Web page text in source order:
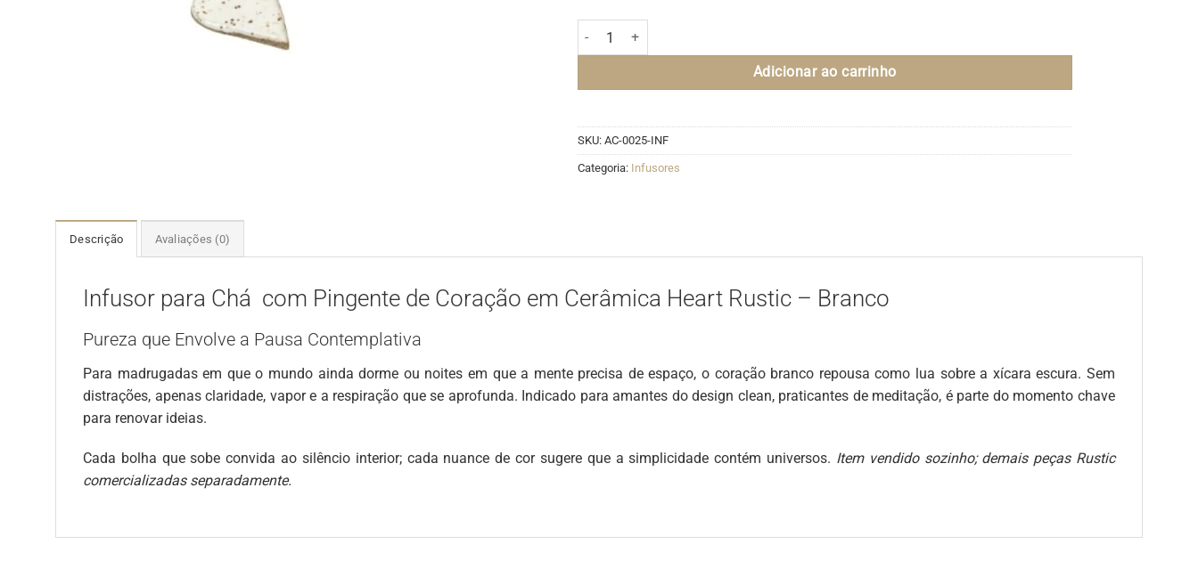
Infusor para Chá com Pingente de Coração em Cerâmica Heart Rustic - Branco quantidade
Adicionar ao carrinho
SKU: AC-0025-INF
Categoria: Infusores
Descrição Avaliações (0)
Infusor para Chá com Pingente de Coração em Cerâmica Heart Rustic – Branco
Pureza que Envolve a Pausa Contemplativa
Para madrugadas em que o mundo ainda dorme ou noites em que a mente precisa de espaço, o coração branco repousa como lua sobre a xícara escura. Sem
distrações, apenas claridade, vapor e a respiração que se aprofunda. Indicado para amantes do design clean, praticantes de meditação, é parte do momento chave
para renovar ideias.
Cada bolha que sobe convida ao silêncio interior; cada nuance de cor sugere que a simplicidade contém universos. Item vendido sozinho; demais peças Rustic
comercializadas separadamente.